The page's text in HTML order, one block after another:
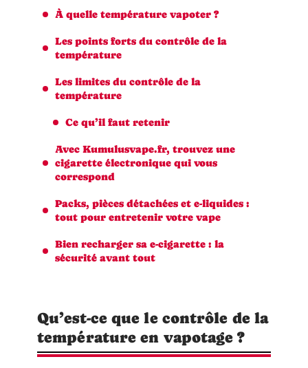
À quelle température vapoter ?
Les points forts du contrôle de la
température
Les limites du contrôle de la
température
Ce qu’il faut retenir
Avec Kumulusvape.fr, trouvez une
cigarette électronique qui vous
correspond
Packs, pièces détachées et e-liquides :
tout pour entretenir votre vape
Bien recharger sa e-cigarette : la
sécurité avant tout
Qu’est-ce que le contrôle de la
température en vapotage ?